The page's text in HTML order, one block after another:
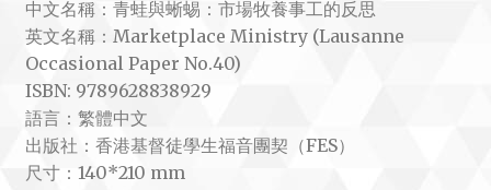
中文名稱：青蛙與蜥蜴：市場牧養事工的反思
英文名稱：Marketplace Ministry (Lausanne
Occasional Paper No.40)
ISBN: 9789628838929
語言：繁體中文
出版社：香港基督徒學生福音團契（FES）
尺寸：140*210 mm